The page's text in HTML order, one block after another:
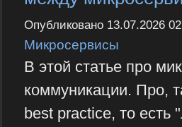
Опубликовано 13.07.2026
Микросервисы
В этой статье про
коммуникации. Про,
best practice, то есть